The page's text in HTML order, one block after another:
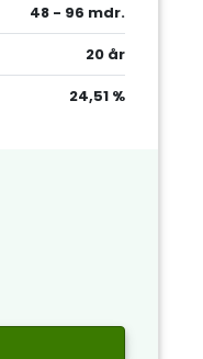
48 - 96 mdr.
20 år
24,51 %